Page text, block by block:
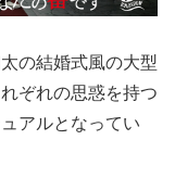
の結婚式風の大型
ぞれの思惑を持つ
アルとなってい